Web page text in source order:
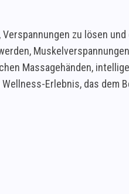
zu lösen und
Massagehänden,
Erlebnis, das dem